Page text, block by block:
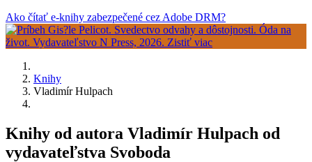
Ako čítať e-knihy zabezpečené cez Adobe DRM?
Knihy
Vladimír Hulpach
Knihy od autora Vladimír Hulpach od
vydavateľstva Svoboda